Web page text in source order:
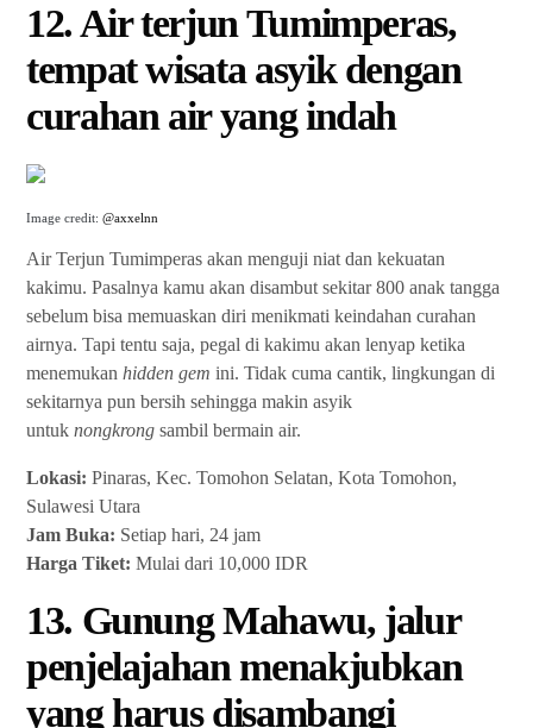
12. Air terjun Tumimperas,
tempat wisata asyik dengan
curahan air yang indah
Image credit: @axxelnn
Air Terjun Tumimperas akan menguji niat dan kekuatan
kakimu. Pasalnya kamu akan disambut sekitar 800 anak tangga
sebelum bisa memuaskan diri menikmati keindahan curahan
airnya. Tapi tentu saja, pegal di kakimu akan lenyap ketika
menemukan hidden gem ini. Tidak cuma cantik, lingkungan di
sekitarnya pun bersih sehingga makin asyik
untuk nongkrong sambil bermain air.
Lokasi: Pinaras, Kec. Tomohon Selatan, Kota Tomohon,
Sulawesi Utara
Jam Buka: Setiap hari, 24 jam
Harga Tiket: Mulai dari 10,000 IDR
13. Gunung Mahawu, jalur
penjelajahan menakjubkan
yang harus disambangi